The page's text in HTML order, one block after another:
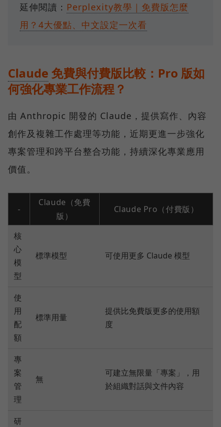
延伸閱讀： Perplexity教學｜免費版怎麼
用？4大優點、中文設定一次看
Claude 免費與付費版比較：Pro 版如
何強化專業工作流程？
由 Anthropic 開發的 Claude，提供寫作、內容
創作及複雜工作處理等功能，近期更進一步強化
專案管理和跨平台整合功能，持續深化專業應用
價值。
-
Claude（免費
版）
Claude Pro（付費版）
核
心
模
型
標準模型 可使用更多 Claude 模型
使
用
配
額
標準用量
提供比免費版更多的使用額
度
專
案
管
理
無
可建立無限量「專案」，用
於組織對話與文件內容
研